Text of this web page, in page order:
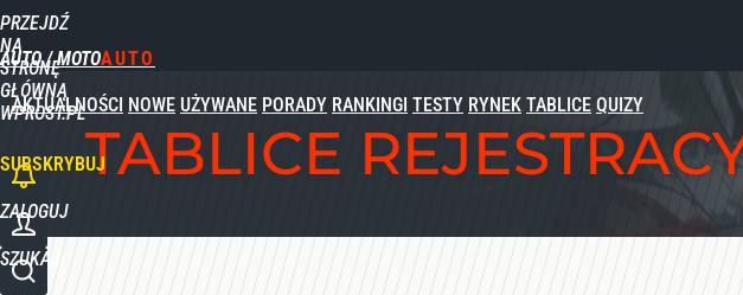
PRZEJDŹ
NA
STRONĘ
GŁÓWNĄ
WPROST.PL
AUTO / MOTO
AKTUALNOŚCI NOWE UŻYWANE PORADY RANKINGI TESTY RYNEK TABLICE QUIZY
SUBSKRYBUJ
ZALOGUJ
SZUKAJ
TABLICE